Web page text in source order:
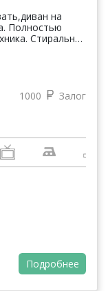
на
Полностью
Стиральная
1000 Залог
Подробнее